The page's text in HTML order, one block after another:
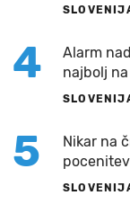
4
Alarm
najbolj
5
Nikar na
pocenitev